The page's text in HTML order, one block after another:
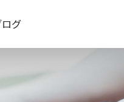
ログ